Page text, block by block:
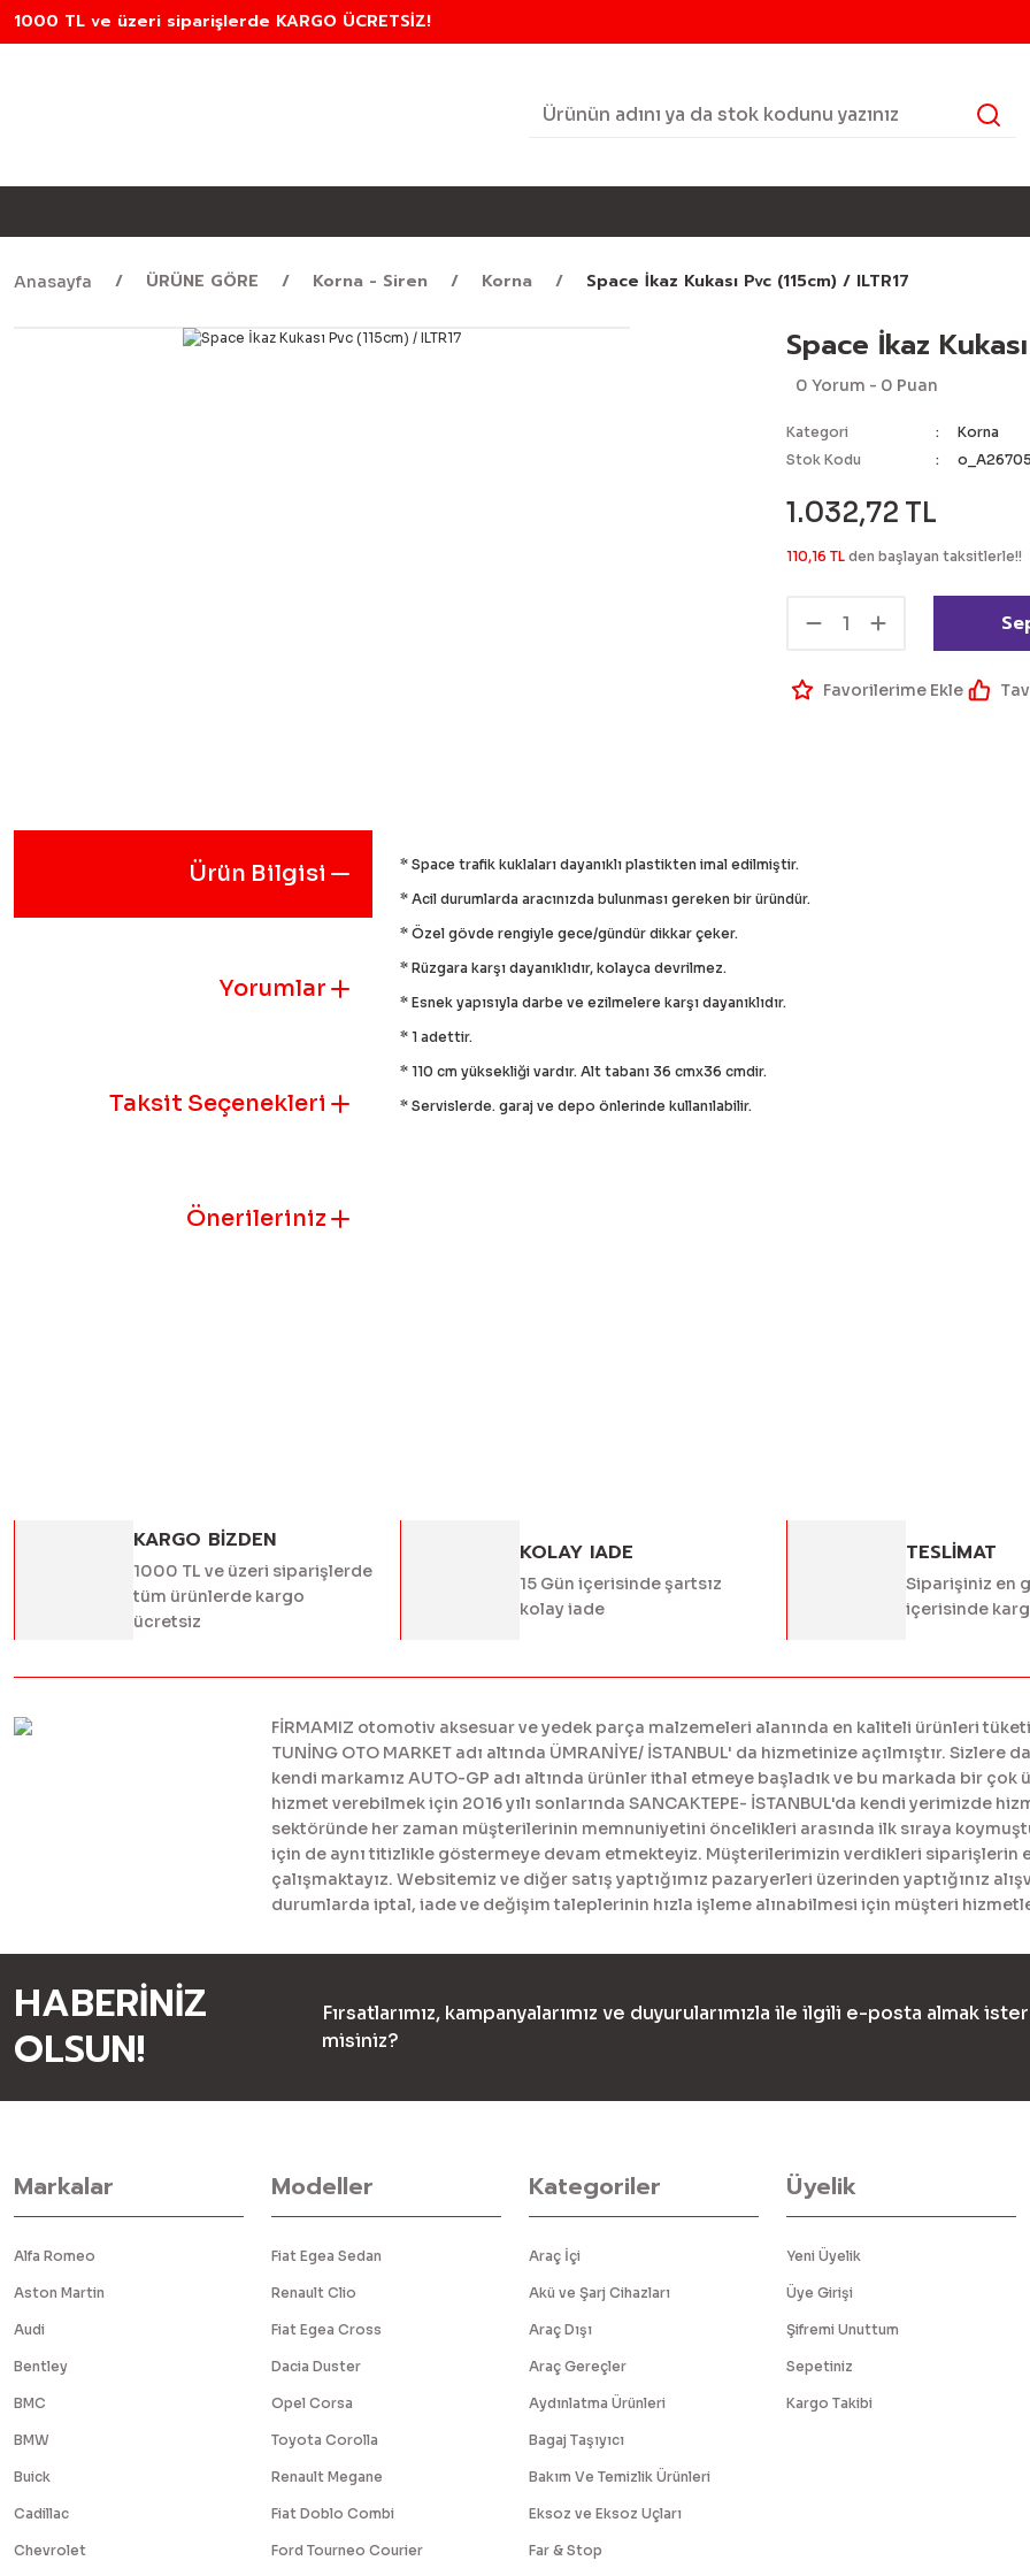
1000 TL ve üzeri siparişlerde KARGO ÜCRETSİZ!
Anasayfa ÜRÜNE GÖRE Korna - Siren Korna Space İkaz Kukası Pvc (115cm) / ILTR17
Space İkaz
0 Yorum - 0 Puan
Kategori
Korna
Stok Kodu
o_A26705
1.032,72 TL
110,16 TL den başlayan taksitlerle!!
Ürün Bilgisi
Yorumlar
Taksit Seçenekleri
Önerileriniz
* Space trafik kuklaları dayanıklı plastikten imal edilmiştir.
* Acil durumlarda aracınızda bulunması gereken bir üründür.
* Özel gövde rengiyle gece/gündür dikkar çeker.
* Rüzgara karşı dayanıklıdır, kolayca devrilmez.
* Esnek yapısıyla darbe ve ezilmelere karşı dayanıklıdır.
* 1 adettir.
* 110 cm yüksekliği vardır. Alt tabanı 36 cmx36 cmdir.
* Servislerde. garaj ve depo önlerinde kullanılabilir.
Gönder
KARGO BİZDEN
1000 TL ve üzeri siparişlerde
tüm ürünlerde kargo
ücretsiz
KOLAY IADE
15 Gün içerisinde şartsız
kolay iade
TESLİMAT
Siparişiniz en
içerisinde
FİRMAMIZ otomotiv aksesuar ve yedek parça malzemeleri alanında en kaliteli ürünleri
TUNİNG OTO MARKET adı altında ÜMRANİYE/ İSTANBUL' da hizmetinize açılmıştır.
kendi markamız AUTO-GP adı altında ürünler ithal etmeye başladık ve bu markada bir çok
hizmet verebilmek için 2016 yılı sonlarında SANCAKTEPE- İSTANBUL'da kendi yerimizde
sektöründe her zaman müşterilerinin memnuniyetini öncelikleri arasında ilk sıraya
için de aynı titizlikle göstermeye devam etmekteyiz. Müşterilerimizin verdikleri siparişlerin
çalışmaktayız. Websitemiz ve diğer satış yaptığımız pazaryerleri üzerinden yaptığınız
durumlarda iptal, iade ve değişim taleplerinin hızla işleme alınabilmesi için müşteri
HABERİNİZ
OLSUN!
Fırsatlarımız, kampanyalarımız ve duyurularımızla ile ilgili e-posta almak ister
misiniz?
Markalar
Alfa Romeo
Aston Martin
Audi
Bentley
BMC
BMW
Buick
Cadillac
Chevrolet
Modeller
Fiat Egea Sedan
Renault Clio
Fiat Egea Cross
Dacia Duster
Opel Corsa
Toyota Corolla
Renault Megane
Fiat Doblo Combi
Ford Tourneo Courier
Kategoriler
Araç İçi
Akü ve Şarj Cihazları
Araç Dışı
Araç Gereçler
Aydınlatma Ürünleri
Bagaj Taşıyıcı
Bakım Ve Temizlik Ürünleri
Eksoz ve Eksoz Uçları
Far & Stop
Üyelik
Yeni Üyelik
Üye Girişi
Şifremi Unuttum
Sepetiniz
Kargo Takibi